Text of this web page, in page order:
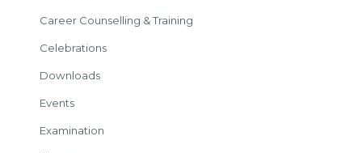
Career Counselling & Training
Celebrations
Downloads
Events
Examination